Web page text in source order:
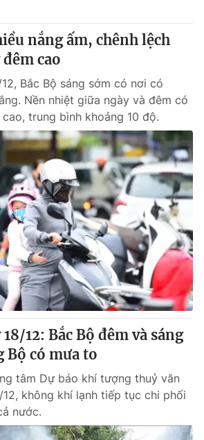
nắng ấm, chênh lệch
cao
Bắc Bộ sáng sớm có nơi có
Nền nhiệt giữa ngày và đêm có
trung bình khoảng 10 độ.
12: Bắc Bộ đêm và sáng
có mưa to
tâm Dự báo khí tượng thuỷ văn
12, không khí lạnh tiếp tục chi phối
nước.